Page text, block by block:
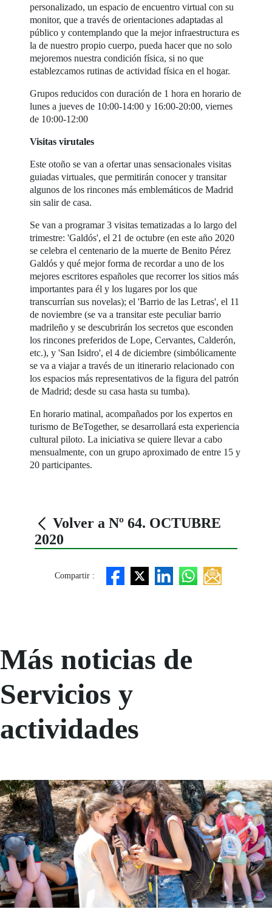
personalizado, un espacio de encuentro virtual con su
monitor, que a través de orientaciones adaptadas al
público y contemplando que la mejor infraestructura es
la de nuestro propio cuerpo, pueda hacer que no solo
mejoremos nuestra condición física, si no que
establezcamos rutinas de actividad física en el hogar.
Grupos reducidos con duración de 1 hora en horario de
lunes a jueves de 10:00-14:00 y 16:00-20:00, viernes
de 10:00-12:00
Visitas virutales
Este otoño se van a ofertar unas sensacionales visitas
guiadas virtuales, que permitirán conocer y transitar
algunos de los rincones más emblemáticos de Madrid
sin salir de casa.
Se van a programar 3 visitas tematizadas a lo largo del
trimestre: 'Galdós', el 21 de octubre (en este año 2020
se celebra el centenario de la muerte de Benito Pérez
Galdós y qué mejor forma de recordar a uno de los
mejores escritores españoles que recorrer los sitios más
importantes para él y los lugares por los que
transcurrían sus novelas); el 'Barrio de las Letras', el 11
de noviembre (se va a transitar este peculiar barrio
madrileño y se descubrirán los secretos que esconden
los rincones preferidos de Lope, Cervantes, Calderón,
etc.), y 'San Isidro', el 4 de diciembre (simbólicamente
se va a viajar a través de un itinerario relacionado con
los espacios más representativos de la figura del patrón
de Madrid; desde su casa hasta su tumba).
En horario matinal, acompañados por los expertos en
turismo de BeTogether, se desarrollará esta experiencia
cultural piloto. La iniciativa se quiere llevar a cabo
mensualmente, con un grupo aproximado de entre 15 y
20 participantes.
Volver a Nº 64. OCTUBRE
2020
Compartir :
Más noticias de
Servicios y
actividades